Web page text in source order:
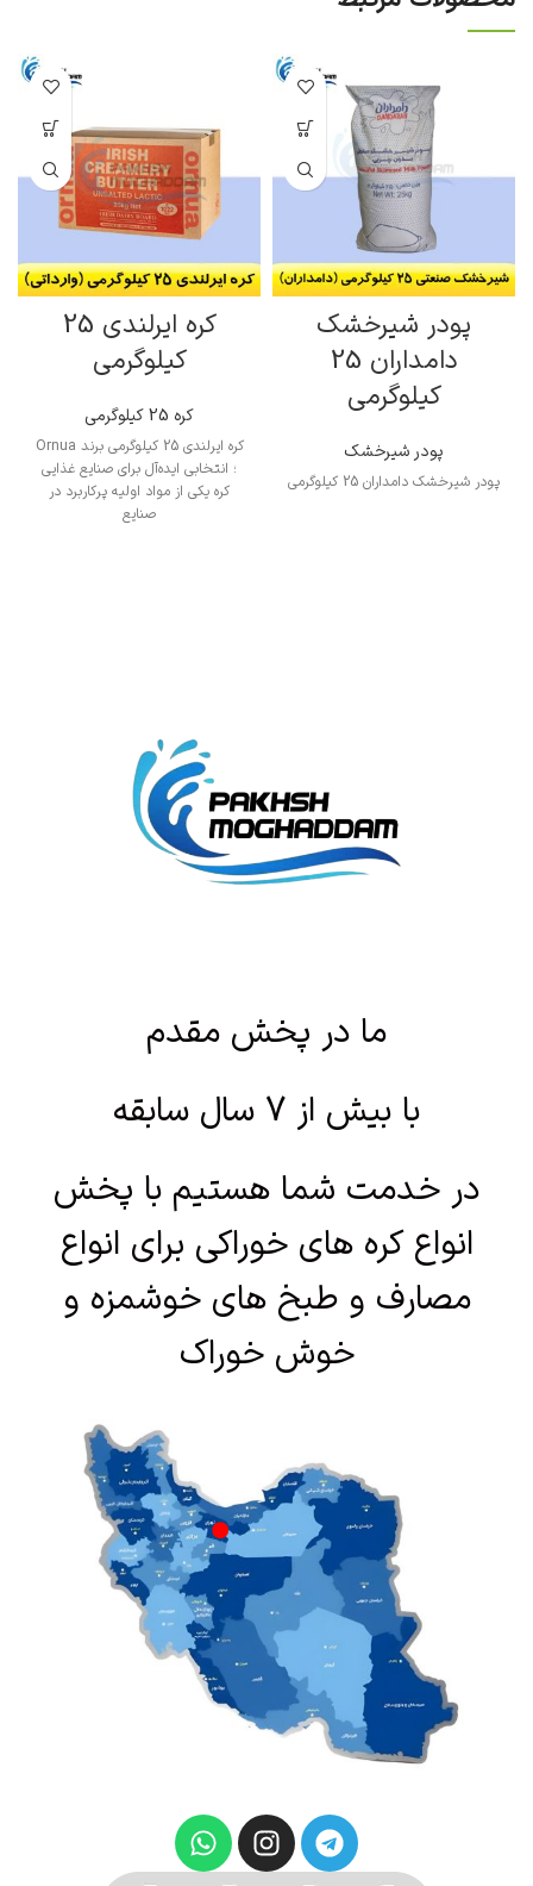
پودر شیرخشک
دامداران 25
کیلوگرمی
پودر شیرخشک
پودر شیرخشک دامداران 25 کیلوگرمی
کره ایرلندی 25
کیلوگرمی
کره 25 کیلوگرمی
کره ایرلندی 25 کیلوگرمی برند Ornua
؛ انتخابی ایده‌آل برای صنایع غذایی
کره یکی از مواد اولیه پرکاربرد در
صنایع
ما در پخش مقدم
با بیش از 7 سال سابقه
در خدمت شما هستیم با پخش
انواع کره های خوراکی برای انواع
مصارف و طبخ های خوشمزه و
خوش خوراک